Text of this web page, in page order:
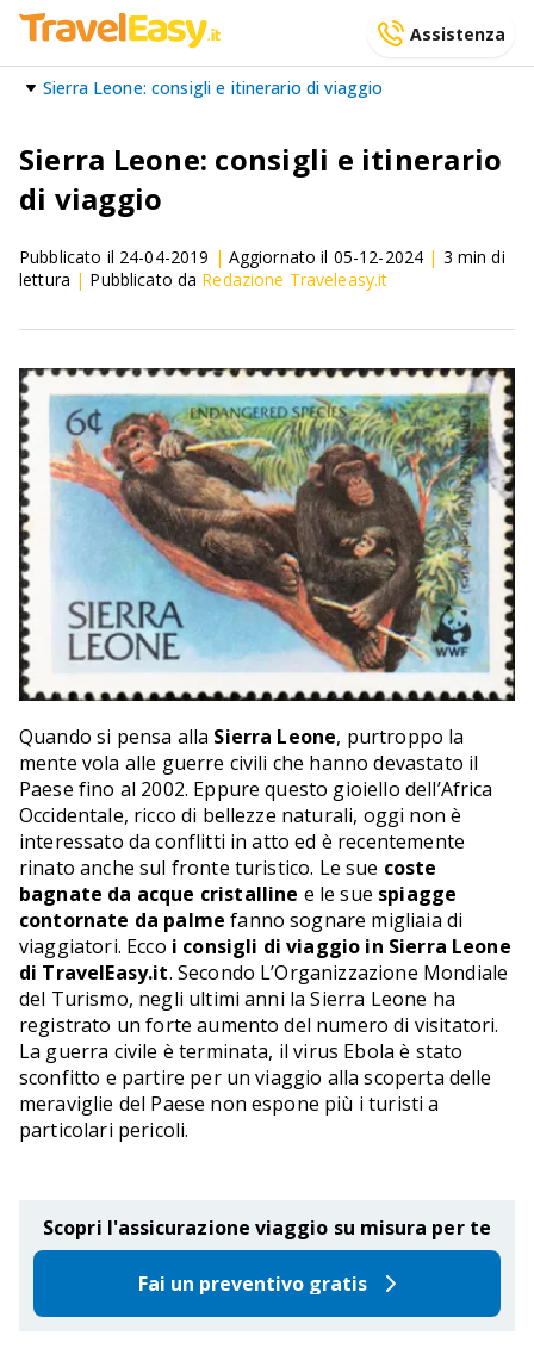
Assistenza
Sierra Leone: consigli e itinerario di viaggio
Sierra Leone: consigli e itinerario
di viaggio
Pubblicato il 24-04-2019 | Aggiornato il 05-12-2024 | 3 min di
lettura | Pubblicato da Redazione Traveleasy.it
Quando si pensa alla Sierra Leone, purtroppo la
mente vola alle guerre civili che hanno devastato il
Paese fino al 2002. Eppure questo gioiello dell’Africa
Occidentale, ricco di bellezze naturali, oggi non è
interessato da conflitti in atto ed è recentemente
rinato anche sul fronte turistico. Le sue coste
bagnate da acque cristalline e le sue spiagge
contornate da palme fanno sognare migliaia di
viaggiatori. Ecco i consigli di viaggio in Sierra Leone
di TravelEasy.it. Secondo L’Organizzazione Mondiale
del Turismo, negli ultimi anni la Sierra Leone ha
registrato un forte aumento del numero di visitatori.
La guerra civile è terminata, il virus Ebola è stato
sconfitto e partire per un viaggio alla scoperta delle
meraviglie del Paese non espone più i turisti a
particolari pericoli.
Scopri l'assicurazione viaggio su misura per te
Fai un preventivo gratis